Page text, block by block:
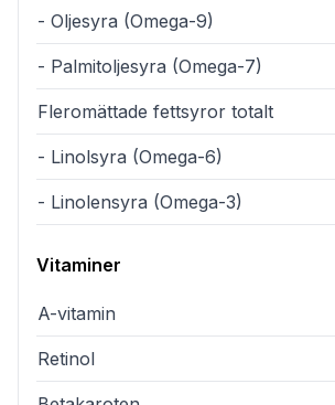
- Oljesyra (Omega-9)
- Palmitoljesyra (Omega-7)
Fleromättade fettsyror totalt
- Linolsyra (Omega-6)
- Linolensyra (Omega-3)
Vitaminer
A-vitamin
Retinol